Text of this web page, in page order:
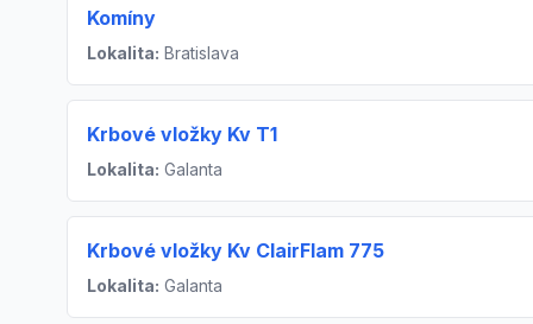
Komíny
Lokalita: Bratislava
Krbové vložky Kv T1
Lokalita: Galanta
Krbové vložky Kv ClairFlam 775
Lokalita: Galanta